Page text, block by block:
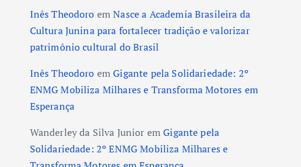
Inês Theodoro emNasce a Academia Brasileira da
Cultura Junina para fortalecer tradição e valorizar
patrimônio cultural do Brasil
Inês Theodoro emGigante pela Solidariedade: 2º
ENMG Mobiliza Milhares e Transforma Motores em
Esperança
Wanderley da Silva Junior emGigante pela
Solidariedade: 2º ENMG Mobiliza Milhares e